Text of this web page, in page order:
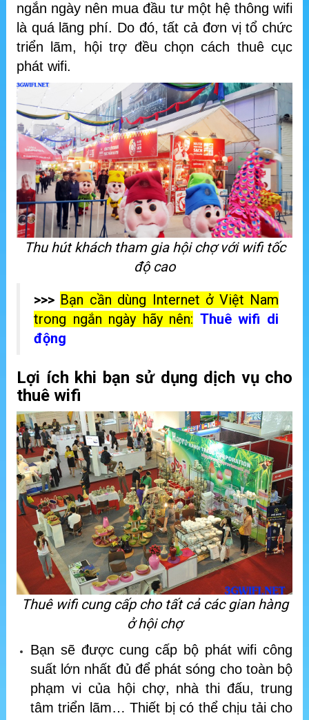
ngắn ngày nên mua đầu tư một hệ thông wifi
là quá lãng phí. Do đó, tất cả đơn vị tổ chức
triển lãm, hội trợ đều chọn cách thuê cục
phát wifi.
Thu hút khách tham gia hội chợ với wifi tốc
độ cao
>>> Bạn cần dùng Internet ở Việt Nam
trong ngắn ngày hãy nên: Thuê wifi di
động
Lợi ích khi bạn sử dụng dịch vụ cho
thuê wifi
Thuê wifi cung cấp cho tất cả các gian hàng
ở hội chợ
Bạn sẽ được cung cấp bộ phát wifi công
suất lớn nhất đủ để phát sóng cho toàn bộ
phạm vi của hội chợ, nhà thi đấu, trung
tâm triển lãm… Thiết bị có thể chịu tải cho